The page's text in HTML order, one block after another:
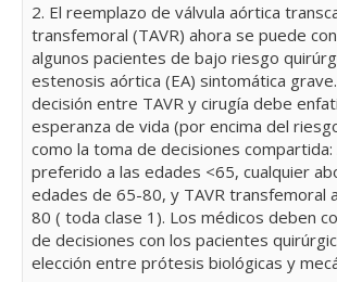
2. El reemplazo de válvula aórtica
transfemoral (TAVR) ahora se puede
algunos pacientes de bajo riesgo
estenosis aórtica (EA) sintomática
decisión entre TAVR y cirugía debe
esperanza de vida (por encima del
como la toma de decisiones compartida:
preferido a las edades <65, cualquier
edades de 65-80, y TAVR transfemoral
80 ( toda clase 1). Los médicos deben
de decisiones con los pacientes
elección entre prótesis biológicas y